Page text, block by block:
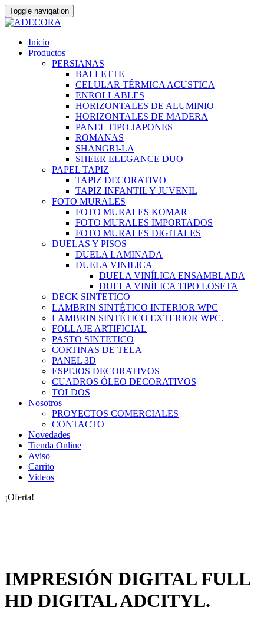
Toggle navigation
Skip
Inicio
Productos
PERSIANAS
BALLETTE
CELULAR TÉRMICA ACUSTICA
ENROLLABLES
HORIZONTALES DE ALUMINIO
HORIZONTALES DE MADERA
PANEL TIPO JAPONES
ROMANAS
SHANGRI-LA
SHEER ELEGANCE DUO
PAPEL TAPIZ
TAPIZ DECORATIVO
TAPIZ INFANTIL Y JUVENIL
FOTO MURALES
FOTO MURALES KOMAR
FOTO MURALES IMPORTADOS
FOTO MURALES DIGITALES
DUELAS Y PISOS
DUELA LAMINADA
DUELA VINILICA
DUELA VINÍLICA ENSAMBLADA
DUELA VINÍLICA TIPO LOSETA
DECK SINTETICO
LAMBRIN SINTÉTICO INTERIOR WPC
LAMBRIN SINTÉTICO EXTERIOR WPC.
FOLLAJE ARTIFICIAL
PASTO SINTETICO
CORTINAS DE TELA
PANEL 3D
ESPEJOS DECORATIVOS
CUADROS ÓLEO DECORATIVOS
TOLDOS
Nosotros
PROYECTOS COMERCIALES
CONTACTO
Novedades
Tienda Online
Aviso
Carrito
Videos
¡Oferta!
IMPRESIÓN DIGITAL FULL
HD DIGITAL ADCITYL.